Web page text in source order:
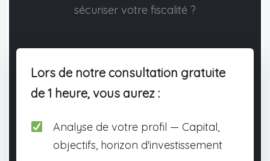
sécuriser votre fiscalité ?
Lors de notre consultation gratuite
de 1 heure, vous aurez :
Analyse de votre profil — Capital,
objectifs, horizon d'investissement